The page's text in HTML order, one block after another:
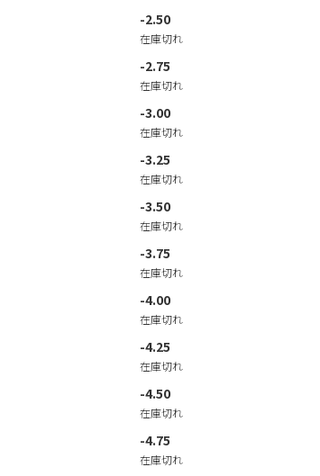
-2.50
在庫切れ
-2.75
在庫切れ
-3.00
在庫切れ
-3.25
在庫切れ
-3.50
在庫切れ
-3.75
在庫切れ
-4.00
在庫切れ
-4.25
在庫切れ
-4.50
在庫切れ
-4.75
在庫切れ